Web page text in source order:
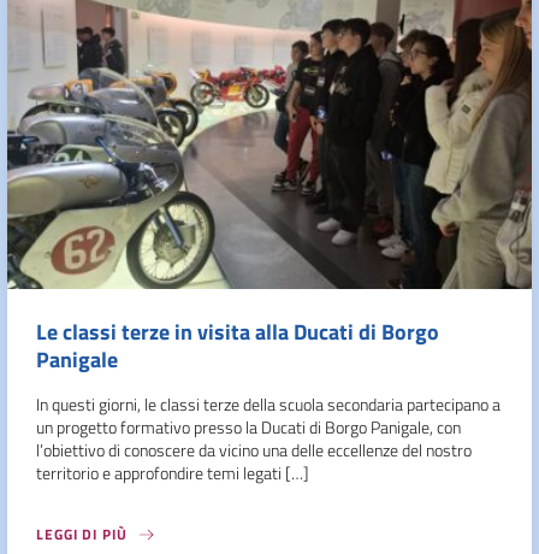
Le classi terze in visita alla Ducati di Borgo
Panigale
In questi giorni, le classi terze della scuola secondaria partecipano a
un progetto formativo presso la Ducati di Borgo Panigale, con
l’obiettivo di conoscere da vicino una delle eccellenze del nostro
territorio e approfondire temi legati […]
LEGGI DI PIÙ